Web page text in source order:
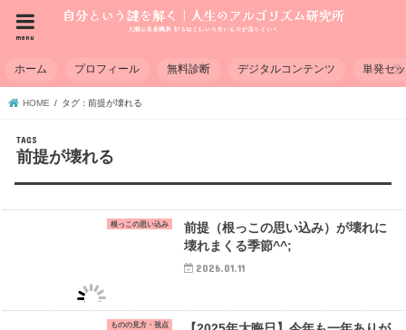
menu
ホーム プロフィール 無料診断 デジタルコンテンツ 単発セ
HOME タグ : 前提が壊れる
前提が壊れる
根っこの思い込み
前提（根っこの思い込み）が壊れに
壊れまくる季節^^;
2026.01.11
ものの見方・視点